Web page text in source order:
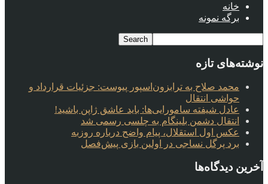
خانه
برگه نمونه
نوشته‌های تازه
محمد صلاح به ترابزون‌اسپور پیوست: جزئیات قرارداد و
حواشی انتقال
عادل شیفته سامورایی‌ها: باید عاشق ژاپن باشید!
انتقال دشمن بلینگام به چلسی رسمی شد
عکس اول استقلال، پیام واضح درباره روزبه
برد پرگل نساجی در اولین بازی پیش‌فصل
آخرین دیدگاه‌ها